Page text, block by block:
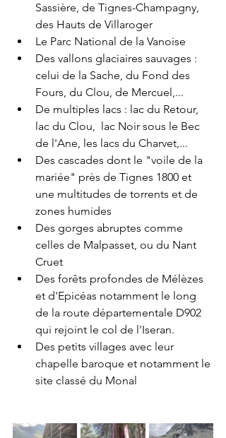
Sassière, de Tignes-Champagny,
des Hauts de Villaroger
Le Parc National de la Vanoise
Des vallons glaciaires sauvages :
celui de la Sache, du Fond des
Fours, du Clou, de Mercuel,...
De multiples lacs : lac du Retour,
lac du Clou,  lac Noir sous le Bec
de l'Ane, les lacs du Charvet,...
Des cascades dont le "voile de la
mariée" près de Tignes 1800 et
une multitudes de torrents et de
zones humides
Des gorges abruptes comme
celles de Malpasset, ou du Nant
Cruet
Des forêts profondes de Mélèzes
et d'Epicéas notamment le long
de la route départementale D902
qui rejoint le col de l'Iseran.
Des petits villages avec leur
chapelle baroque et notamment le
site classé du Monal